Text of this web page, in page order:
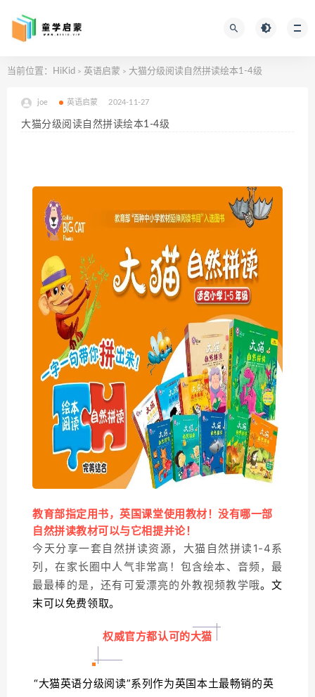
当前位置： HiKid > 英语启蒙 > 大猫分级阅读自然拼读绘本1-4级
joe 英语启蒙 2024-11-27
大猫分级阅读自然拼读绘本1-4级
教育部指定用书，英国课堂使用教材！没有哪一部
自然拼读教材可以与它相提并论！
今天分享一套自然拼读资源，大猫自然拼读1-4系
列，在家长圈中人气非常高！包含绘本、音频，最
最最棒的是，还有可爱漂亮的外教视频教学哦。文
末可以免费领取。
权威官方都认可的大猫
“大猫英语分级阅读”系列作为英国本土最畅销的英